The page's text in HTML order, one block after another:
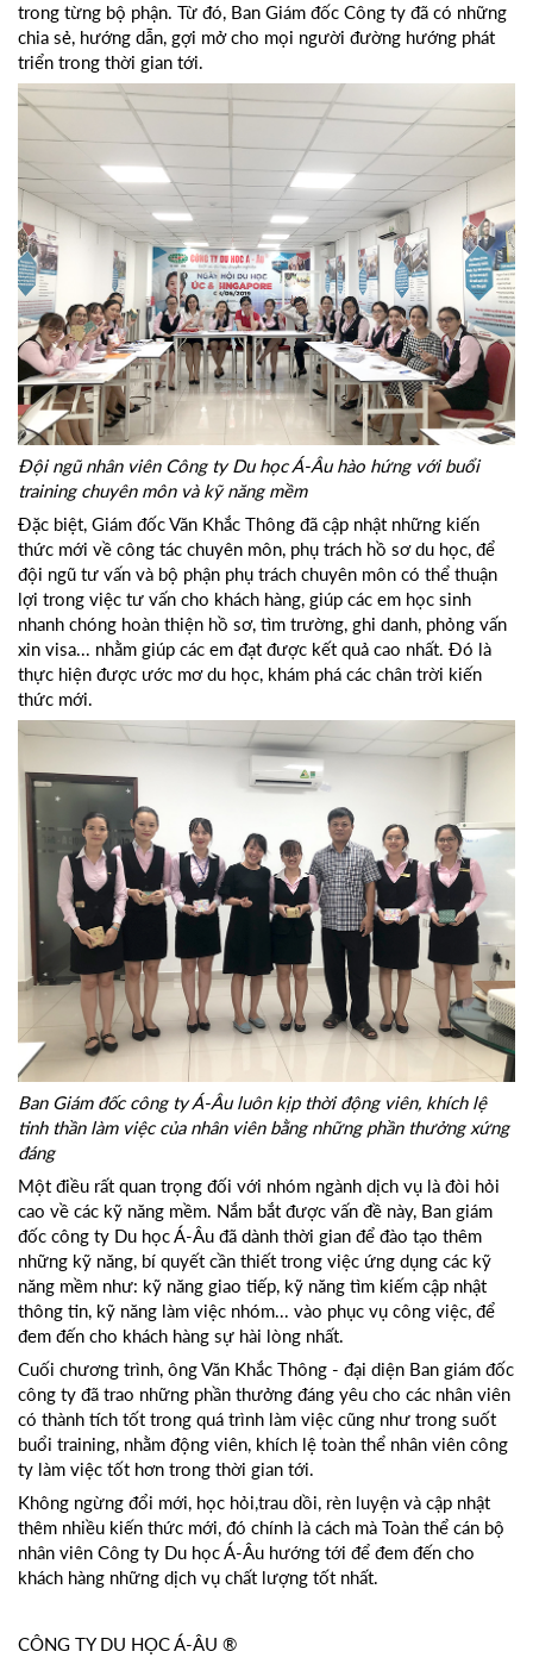
trong từng bộ phận. Từ đó, Ban Giám đốc Công ty đã có những
chia sẻ, hướng dẫn, gợi mở cho mọi người đường hướng phát
triển trong thời gian tới.
Đội ngũ nhân viên Công ty Du học Á-Âu hào hứng với buổi
training chuyên môn và kỹ năng mềm
Đặc biệt, Giám đốc Văn Khắc Thông đã cập nhật những kiến
thức mới về công tác chuyên môn, phụ trách hồ sơ du học, để
đội ngũ tư vấn và bộ phận phụ trách chuyên môn có thể thuận
lợi trong việc tư vấn cho khách hàng, giúp các em học sinh
nhanh chóng hoàn thiện hồ sơ, tìm trường, ghi danh, phỏng vấn
xin visa... nhằm giúp các em đạt được kết quả cao nhất. Đó là
thực hiện được ước mơ du học, khám phá các chân trời kiến
thức mới.
Ban Giám đốc công ty Á-Âu luôn kịp thời động viên, khích lệ
tinh thần làm việc của nhân viên bằng những phần thưởng xứng
đáng
Một điều rất quan trọng đối với nhóm ngành dịch vụ là đòi hỏi
cao về các kỹ năng mềm. Nắm bắt được vấn đề này, Ban giám
đốc công ty Du học Á-Âu đã dành thời gian để đào tạo thêm
những kỹ năng, bí quyết cần thiết trong việc ứng dụng các kỹ
năng mềm như: kỹ năng giao tiếp, kỹ năng tìm kiếm cập nhật
thông tin, kỹ năng làm việc nhóm... vào phục vụ công việc, để
đem đến cho khách hàng sự hài lòng nhất.
Cuối chương trình, ông Văn Khắc Thông - đại diện Ban giám đốc
công ty đã trao những phần thưởng đáng yêu cho các nhân viên
có thành tích tốt trong quá trình làm việc cũng như trong suốt
buổi training, nhằm động viên, khích lệ toàn thể nhân viên công
ty làm việc tốt hơn trong thời gian tới.
Không ngừng đổi mới, học hỏi,trau dồi, rèn luyện và cập nhật
thêm nhiều kiến thức mới, đó chính là cách mà Toàn thể cán bộ
nhân viên Công ty Du học Á-Âu hướng tới để đem đến cho
khách hàng những dịch vụ chất lượng tốt nhất.
CÔNG TY DU HỌC Á-ÂU ®